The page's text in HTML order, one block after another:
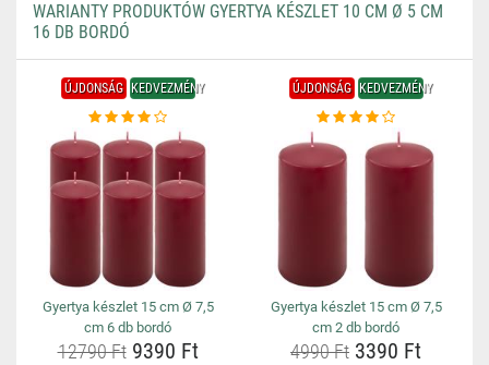
WARIANTY PRODUKTÓW GYERTYA KÉSZLET 10 CM Ø 5 CM
16 DB BORDÓ
ÚJDONSÁG KEDVEZMÉNY
Gyertya készlet 15 cm Ø 7,5
cm 6 db bordó
12790 Ft9390 Ft
ÚJDONSÁG KEDVEZMÉNY
Gyertya készlet 15 cm Ø 7,5
cm 2 db bordó
4990 Ft 3390 Ft